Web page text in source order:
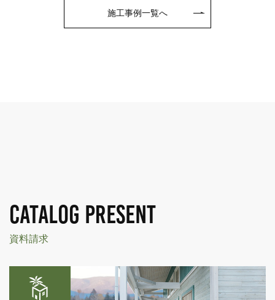
施工事例一覧へ
CATALOG PRESENT
資料請求